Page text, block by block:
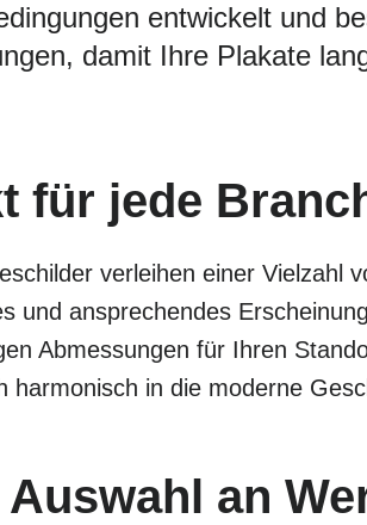
entwickelt und
damit Ihre Plakate
für jede
verleihen einer Vielzahl
und ansprechendes
Abmessungen für Ihren
harmonisch in die moderne
an